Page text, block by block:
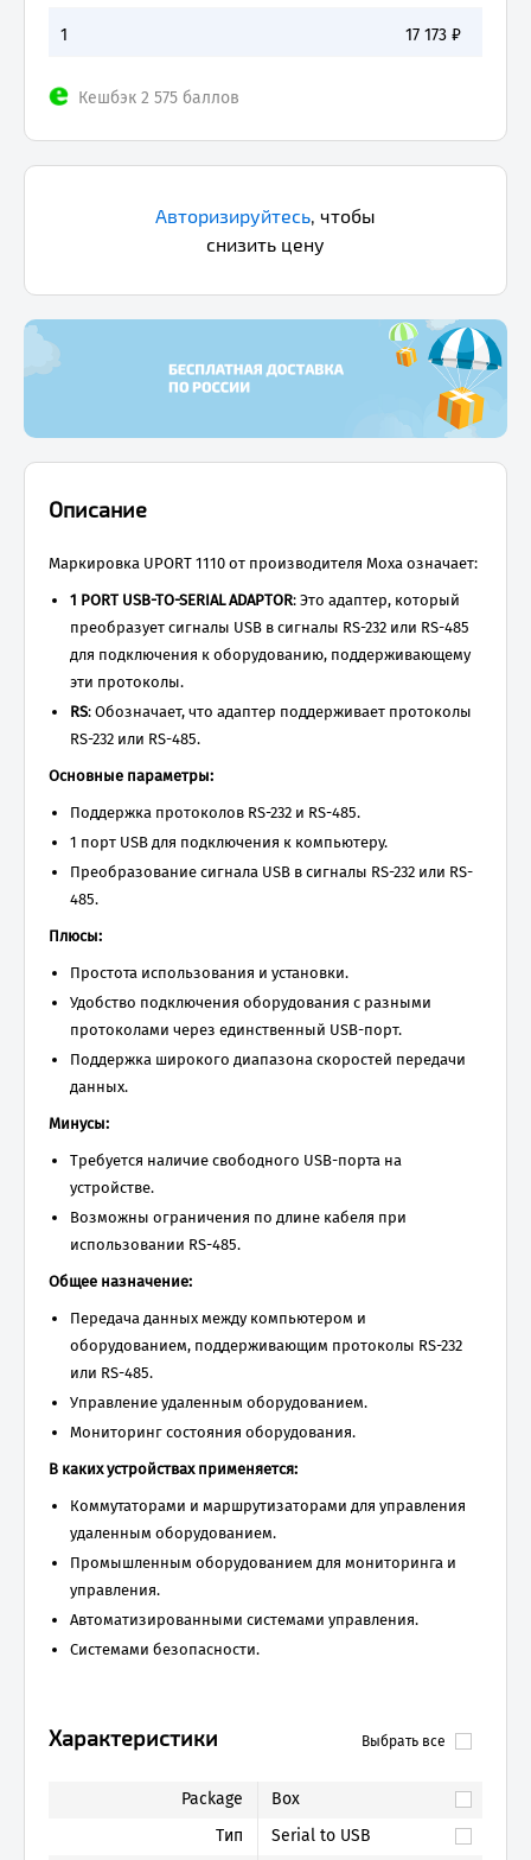
1 17 173 ₽
Кешбэк 2 575 баллов
Авторизируйтесь, чтобы
снизить цену
Выбрать все
Характеристики
Package
Box
Тип
Serial to USB
Описание
Маркировка UPORT 1110 от производителя Moxa означает:
1 PORT USB-TO-SERIAL ADAPTOR: Это адаптер, который
преобразует сигналы USB в сигналы RS-232 или RS-485
для подключения к оборудованию, поддерживающему
эти протоколы.
RS: Обозначает, что адаптер поддерживает протоколы
RS-232 или RS-485.
Основные параметры:
Поддержка протоколов RS-232 и RS-485.
1 порт USB для подключения к компьютеру.
Преобразование сигнала USB в сигналы RS-232 или RS-
485.
Плюсы:
Простота использования и установки.
Удобство подключения оборудования с разными
протоколами через единственный USB-порт.
Поддержка широкого диапазона скоростей передачи
данных.
Минусы:
Требуется наличие свободного USB-порта на
устройстве.
Возможны ограничения по длине кабеля при
использовании RS-485.
Общее назначение:
Передача данных между компьютером и
оборудованием, поддерживающим протоколы RS-232
или RS-485.
Управление удаленным оборудованием.
Мониторинг состояния оборудования.
В каких устройствах применяется:
Коммутаторами и маршрутизаторами для управления
удаленным оборудованием.
Промышленным оборудованием для мониторинга и
управления.
Автоматизированными системами управления.
Системами безопасности.